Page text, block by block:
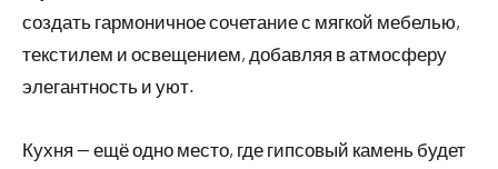
создать гармоничное сочетание с мягкой мебелью,
текстилем и освещением, добавляя в атмосферу
элегантность и уют.
Кухня — ещё одно место, где гипсовый камень будет